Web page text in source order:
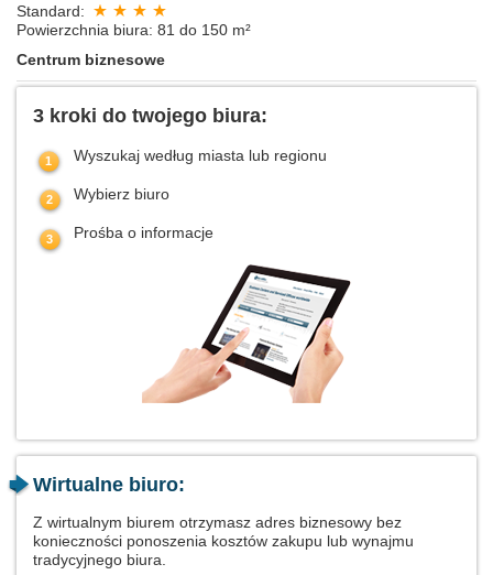
Standard:
Powierzchnia biura: 81 do 150 m²
Centrum biznesowe
3 kroki do twojego biura:
Wyszukaj według miasta lub regionu
Wybierz biuro
Prośba o informacje
Wirtualne biuro:
Z wirtualnym biurem otrzymasz adres biznesowy bez
konieczności ponoszenia kosztów zakupu lub wynajmu
tradycyjnego biura.